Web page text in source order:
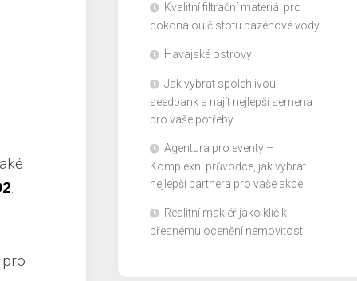
.
Kvalitní filtrační materiál pro
dokonalou čistotu bazénové vody
Havajské ostrovy
Jak vybrat spolehlivou
seedbank a najít nejlepší semena
pro vaše potřeby
Agentura pro eventy –
Komplexní průvodce, jak vybrat
nejlepší partnera pro vaše akce
Realitní makléř jako klíč k
přesnému ocenění nemovitosti